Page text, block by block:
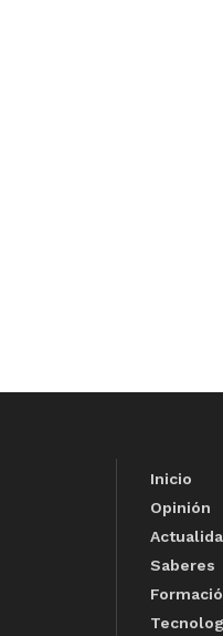
Inicio
Opinión
Saberes